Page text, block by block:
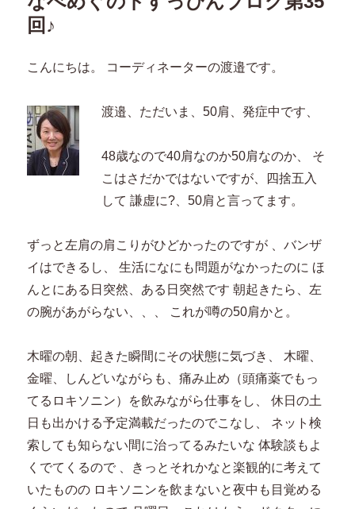
回♪
こんにちは。 コーディネーターの渡邉です。
渡邉、ただいま、50肩、発症中です、
48歳なので40肩なのか50肩なのか、 そ
こはさだかではないですが、四捨五入
して 謙虚に?、50肩と言ってます。
ずっと左肩の肩こりがひどかったのですが 、バンザ
イはできるし、 生活になにも問題がなかったのに ほ
んとにある日突然、ある日突然です 朝起きたら、左
の腕があがらない、、、 これが噂の50肩かと。
木曜の朝、起きた瞬間にその状態に気づき、 木曜、
金曜、しんどいながらも、痛み止め（頭痛薬でもっ
てるロキソニン）を飲みながら仕事をし、 休日の土
日も出かける予定満載だったのでこなし、 ネット検
索しても知らない間に治ってるみたいな 体験談もよ
くでてくるので 、きっとそれかなと楽観的に考えて
いたものの ロキソニンを飲まないと夜中も目覚める